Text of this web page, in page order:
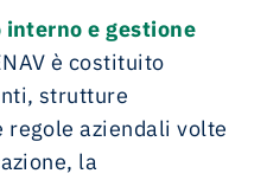
e gestione
è costituito
strutture
regole aziendali volte
la